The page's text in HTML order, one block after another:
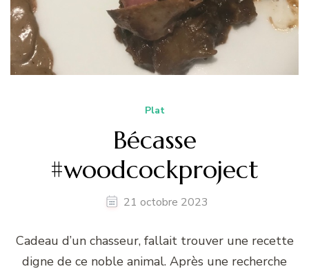
Plat
Bécasse
#woodcockproject
21 octobre 2023
Cadeau d’un chasseur, fallait trouver une recette
digne de ce noble animal. Après une recherche